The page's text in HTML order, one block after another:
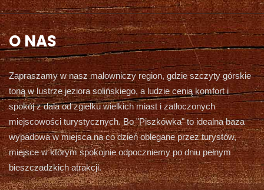
O NAS
Zapraszamy w nasz malowniczy region, gdzie szczyty górskie
toną w lustrze jeziora solińskiego, a ludzie cenią komfort i
spokój z dala od zgiełku wielkich miast i zatłoczonych
miejscowości turystycznych. Bo "Piszkówka" to idealna baza
wypadowa w miejsca na co dzień oblegane przez turystów,
miejsce w którym spokojnie odpoczniemy po dniu pełnym
bieszczadzkich atrakcji.